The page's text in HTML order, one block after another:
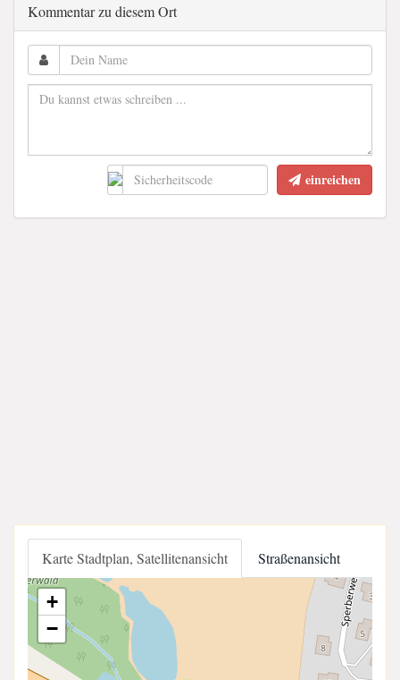
Kommentar zu diesem Ort
einreichen
Karte Stadtplan, Satellitenansicht Straßenansicht
+
−